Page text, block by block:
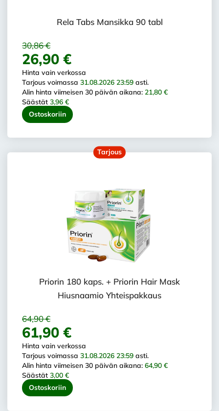
Rela Tabs Mansikka 90 tabl
30,86 €
26,90 €
Hinta vain verkossa
Tarjous voimassa 31.08.2026 23:59 asti.
Alin hinta viimeisen 30 päivän aikana: 21,80 €
Säästät 3,96 €
Ostoskoriin
Tarjous
Priorin 180 kaps. + Priorin Hair Mask
Hiusnaamio Yhteispakkaus
64,90 €
61,90 €
Hinta vain verkossa
Tarjous voimassa 31.08.2026 23:59 asti.
Alin hinta viimeisen 30 päivän aikana: 64,90 €
Säästät 3,00 €
Ostoskoriin